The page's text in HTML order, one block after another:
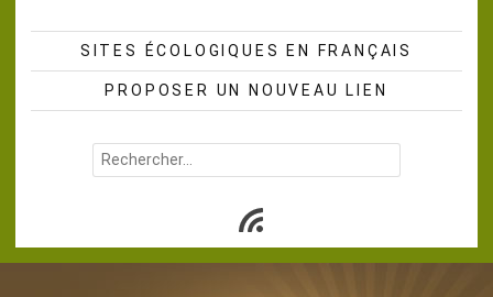
SITES ÉCOLOGIQUES EN FRANÇAIS
PROPOSER UN NOUVEAU LIEN
Rechercher :
Subscribe